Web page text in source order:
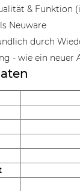
& Funktion
Neuware
durch
- wie ein neuer